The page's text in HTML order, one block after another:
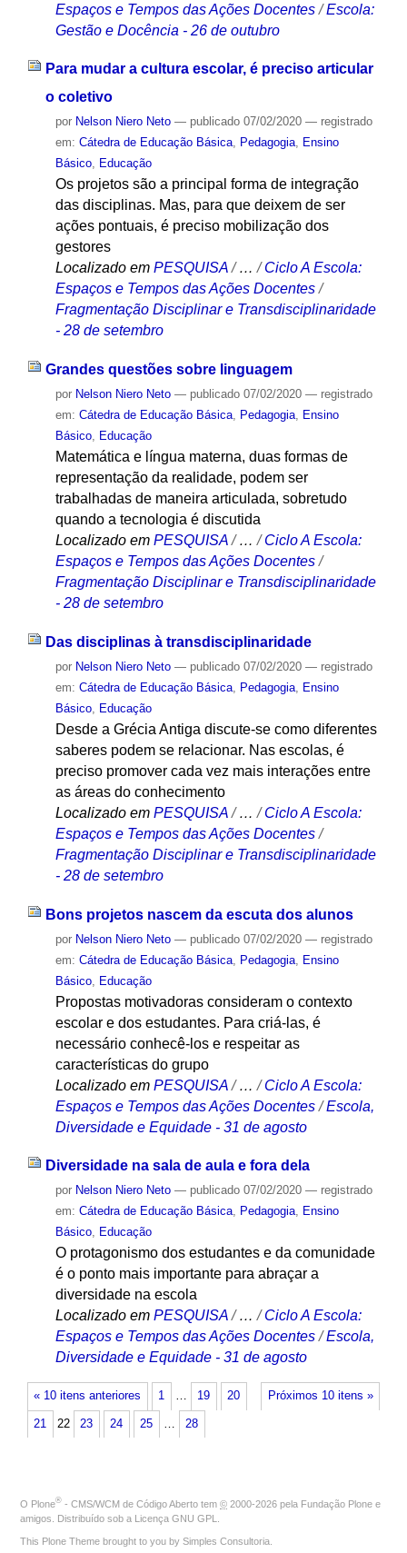
Espaços e Tempos das Ações Docentes /Escola:
Gestão e Docência - 26 de outubro
Para mudar a cultura escolar, é preciso articular
o coletivo
por Nelson Niero Neto — publicado07/02/2020 — registrado
em: Cátedra de Educação Básica, Pedagogia, Ensino
Básico, Educação
Os projetos são a principal forma de integração
das disciplinas. Mas, para que deixem de ser
ações pontuais, é preciso mobilização dos
gestores
Localizado em PESQUISA / …/ Ciclo A Escola:
Espaços e Tempos das Ações Docentes /
Fragmentação Disciplinar e Transdisciplinaridade
- 28 de setembro
Grandes questões sobre linguagem
por Nelson Niero Neto — publicado07/02/2020 — registrado
em: Cátedra de Educação Básica, Pedagogia, Ensino
Básico, Educação
Matemática e língua materna, duas formas de
representação da realidade, podem ser
trabalhadas de maneira articulada, sobretudo
quando a tecnologia é discutida
Localizado em PESQUISA /…/Ciclo A Escola:
Espaços e Tempos das Ações Docentes /
Fragmentação Disciplinar e Transdisciplinaridade
- 28 de setembro
Das disciplinas à transdisciplinaridade
por Nelson Niero Neto — publicado07/02/2020 — registrado
em: Cátedra de Educação Básica, Pedagogia,
Ensino
Básico, Educação
Desde a Grécia Antiga discute-se como diferentes
saberes podem se relacionar. Nas escolas, é
preciso promover cada vez mais interações entre
as áreas do conhecimento
Localizado em PESQUISA /…/Ciclo A Escola:
Espaços e Tempos das Ações Docentes /
Fragmentação Disciplinar e Transdisciplinaridade
- 28 de setembro
Bons projetos nascem da escuta dos alunos
por Nelson Niero Neto — publicado07/02/2020 — registrado
em: Cátedra de Educação Básica, Pedagogia, Ensino
Básico, Educação
Propostas motivadoras consideram o contexto
escolar e dos estudantes. Para criá-las, é
necessário conhecê-los e respeitar as
características do grupo
Localizado em PESQUISA /…/Ciclo A Escola:
Espaços e Tempos das Ações Docentes /Escola,
Diversidade e Equidade - 31 de agosto
Diversidade na sala de aula e fora dela
por Nelson Niero Neto — publicado07/02/2020 — registrado
em: Cátedra de Educação Básica, Pedagogia, Ensino
Básico, Educação
O protagonismo dos estudantes e da comunidade
é o ponto mais importante para abraçar a
diversidade na escola
Localizado em PESQUISA /…/Ciclo A Escola:
Espaços e Tempos das Ações Docentes /Escola,
Diversidade e Equidade - 31 de agosto
« 10 itens anteriores Próximos 10 itens »
1 … 19 20
21 22 23 24 25 … 28
O Plone® - CMS/WCM de Código Aberto tem © 2000-2026 pela Fundação Plone e
amigos. Distribuído sob a Licença GNU GPL
This Plone Theme brought to you by Simples Consultoria